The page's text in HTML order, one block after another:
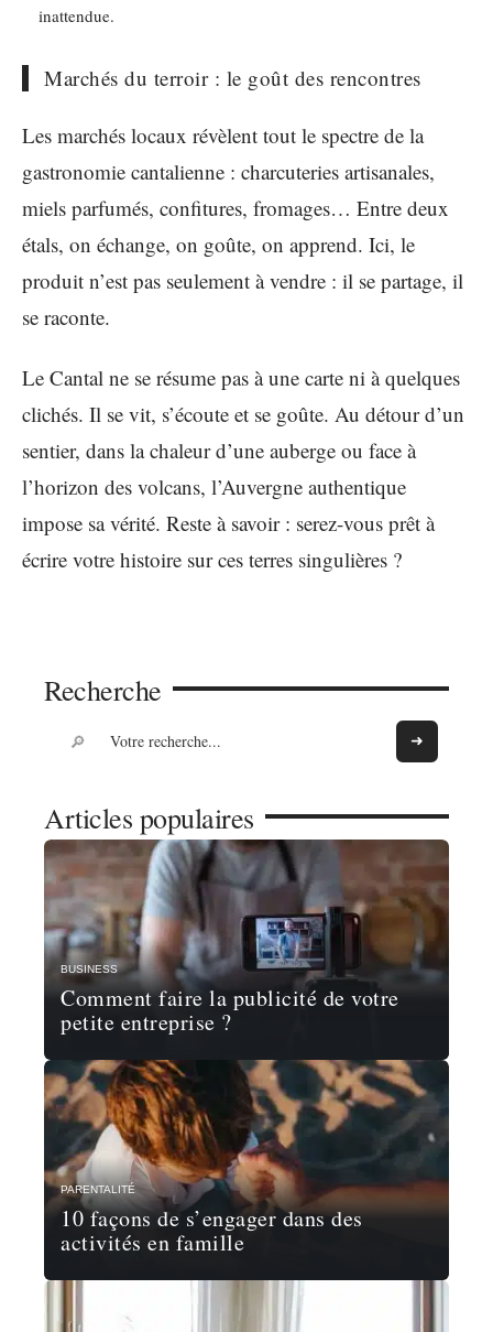
inattendue.
Marchés du terroir : le goût des rencontres
Les marchés locaux révèlent tout le spectre de la
gastronomie cantalienne : charcuteries artisanales,
miels parfumés, confitures, fromages… Entre deux
étals, on échange, on goûte, on apprend. Ici, le
produit n’est pas seulement à vendre : il se partage, il
se raconte.
Le Cantal ne se résume pas à une carte ni à quelques
clichés. Il se vit, s’écoute et se goûte. Au détour d’un
sentier, dans la chaleur d’une auberge ou face à
l’horizon des volcans, l’Auvergne authentique
impose sa vérité. Reste à savoir : serez-vous prêt à
écrire votre histoire sur ces terres singulières ?
Recherche
Articles populaires
BUSINESS
Comment faire la publicité de votre
petite entreprise ?
PARENTALITÉ
10 façons de s’engager dans des
activités en famille